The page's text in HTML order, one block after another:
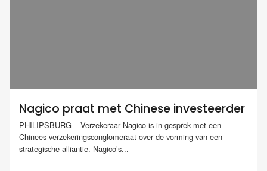
Nagico praat met Chinese investeerder
PHILIPSBURG – Verzekeraar Nagico is in gesprek met een
Chinees verzekeringsconglomeraat over de vorming van een
strategische alliantie. Nagico’s...